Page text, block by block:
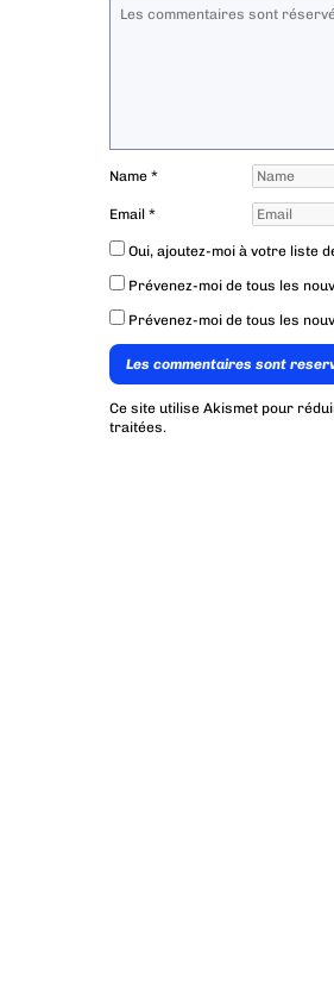
Name *
Email *
Oui, ajoutez-moi à votre liste
Prévenez-moi de tous les
Prévenez-moi de tous les
Les commentaires sont
Ce site utilise Akismet pour
traitées.